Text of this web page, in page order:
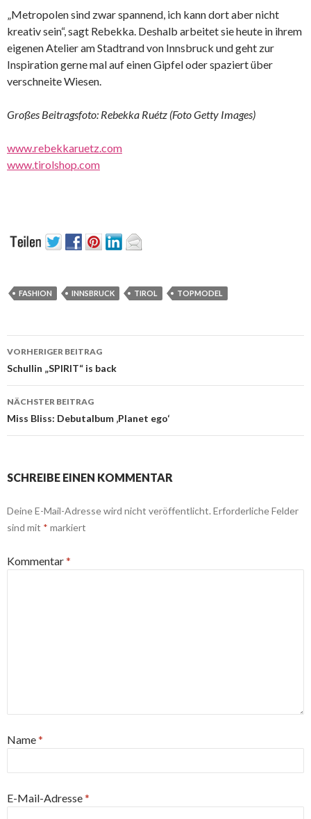
„Metropolen sind zwar spannend, ich kann dort aber nicht
kreativ sein“, sagt Rebekka. Deshalb arbeitet sie heute in ihrem
eigenen Atelier am Stadtrand von Innsbruck und geht zur
Inspiration gerne mal auf einen Gipfel oder spaziert über
verschneite Wiesen.
Großes Beitragsfoto: Rebekka Ruétz (Foto Getty Images)
www.rebekkaruetz.com
www.tirolshop.com
FASHION INNSBRUCK TIROL TOPMODEL
Beitrags-
Navigation
VORHERIGER BEITRAG
Schullin „SPIRIT“ is back
NÄCHSTER BEITRAG
Miss Bliss: Debutalbum ‚Planet ego‘
SCHREIBE EINEN KOMMENTAR
Deine E-Mail-Adresse wird nicht veröffentlicht. Erforderliche Felder
sind mit * markiert
Kommentar*
Name*
E-Mail-Adresse*